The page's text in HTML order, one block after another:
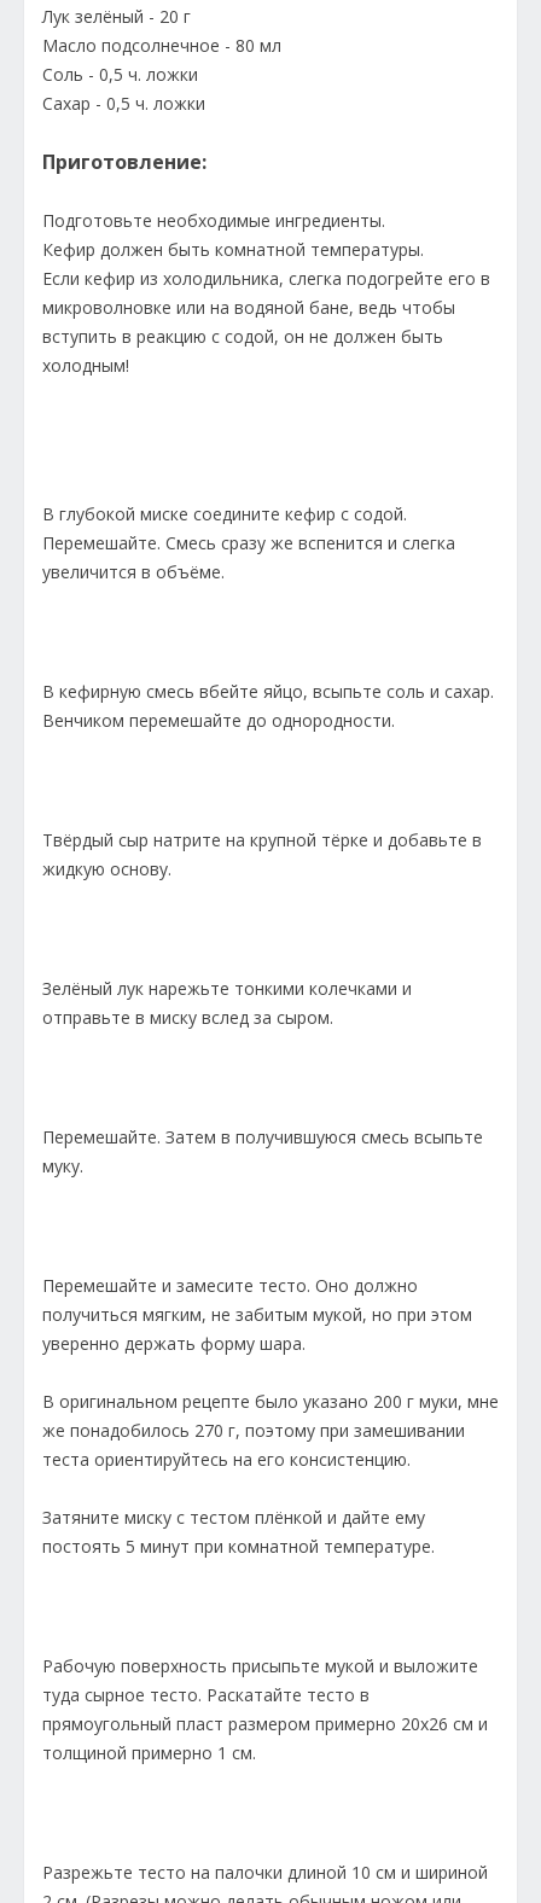
Лук зелёный - 20 г
Масло подсолнечное - 80 мл
Соль - 0,5 ч. ложки
Сахар - 0,5 ч. ложки
Приготовление:
Подготовьте необходимые ингредиенты.
Кефир должен быть комнатной температуры.
Если кефир из холодильника, слегка подогрейте его в
микроволновке или на водяной бане, ведь чтобы
вступить в реакцию с содой, он не должен быть
холодным!
В глубокой миске соедините кефир с содой.
Перемешайте. Смесь сразу же вспенится и слегка
увеличится в объёме.
В кефирную смесь вбейте яйцо, всыпьте соль и сахар.
Венчиком перемешайте до однородности.
Твёрдый сыр натрите на крупной тёрке и добавьте в
жидкую основу.
Зелёный лук нарежьте тонкими колечками и
отправьте в миску вслед за сыром.
Перемешайте. Затем в получившуюся смесь всыпьте
муку.
Перемешайте и замесите тесто. Оно должно
получиться мягким, не забитым мукой, но при этом
уверенно держать форму шара.
В оригинальном рецепте было указано 200 г муки, мне
же понадобилось 270 г, поэтому при замешивании
теста ориентируйтесь на его консистенцию.
Затяните миску с тестом плёнкой и дайте ему
постоять 5 минут при комнатной температуре.
Рабочую поверхность присыпьте мукой и выложите
туда сырное тесто. Раскатайте тесто в
прямоугольный пласт размером примерно 20х26 см и
толщиной примерно 1 см.
Разрежьте тесто на палочки длиной 10 см и шириной